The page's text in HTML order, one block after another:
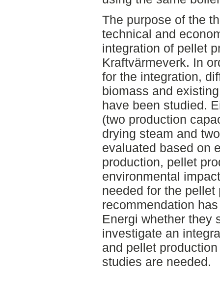
The purpose of the
technical and
integration of pellet
Kraftvärmeverk. In
for the integration,
biomass and
have been studied.
(two production
drying steam and
evaluated based on
production, pellet
environmental
needed for the
recommendation
Energi whether they
investigate an
and pellet
studies are needed.